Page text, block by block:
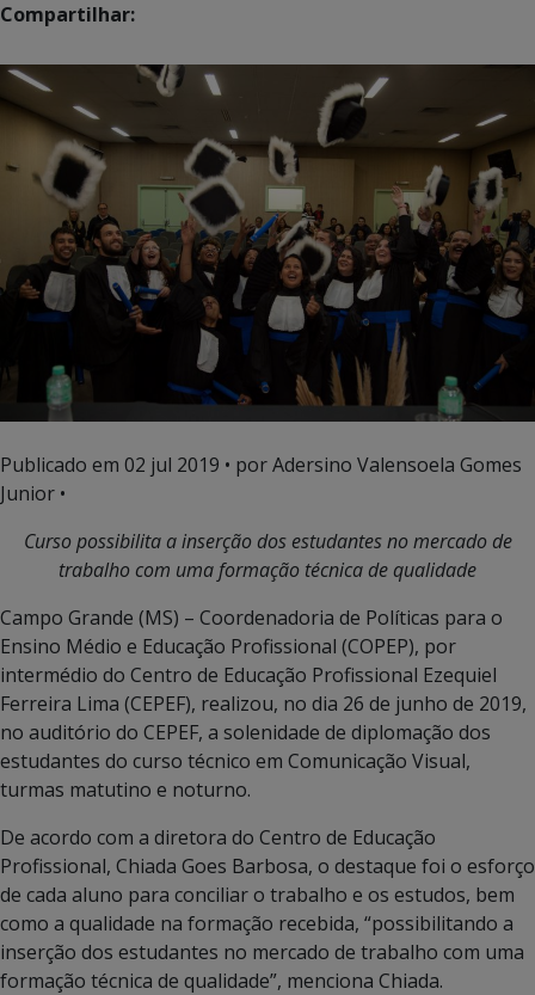
Compartilhar:
Publicado em 02 jul 2019 • por Adersino Valensoela Gomes
Junior •
Curso possibilita a inserção dos estudantes no mercado de
trabalho com uma formação técnica de qualidade
Campo Grande (MS) – Coordenadoria de Políticas para o
Ensino Médio e Educação Profissional (COPEP), por
intermédio do Centro de Educação Profissional Ezequiel
Ferreira Lima (CEPEF), realizou, no dia 26 de junho de 2019,
no auditório do CEPEF, a solenidade de diplomação dos
estudantes do curso técnico em Comunicação Visual,
turmas matutino e noturno.
De acordo com a diretora do Centro de Educação
Profissional, Chiada Goes Barbosa, o destaque foi o esforço
de cada aluno para conciliar o trabalho e os estudos, bem
como a qualidade na formação recebida, “possibilitando a
inserção dos estudantes no mercado de trabalho com uma
formação técnica de qualidade”, menciona Chiada.